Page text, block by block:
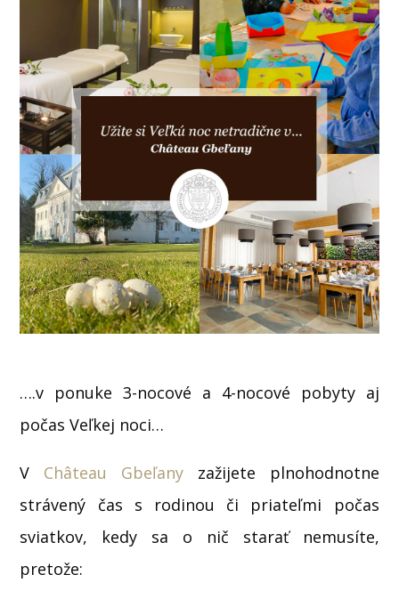
….v ponuke 3-nocové a 4-nocové pobyty aj
počas Veľkej noci…
V Château Gbeľany zažijete plnohodnotne
strávený čas s rodinou či priateľmi počas
sviatkov, kedy sa o nič starať nemusíte,
pretože: